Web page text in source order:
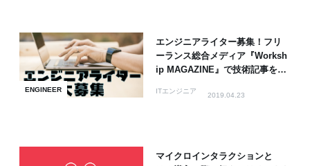
ENGINEER
エンジニアライター募集！フリ
ーランス総合メディア『Worksh
ip MAGAZINE』で技術記事を書
ITエンジニア
2019.04.23
マイクロインタラクションと